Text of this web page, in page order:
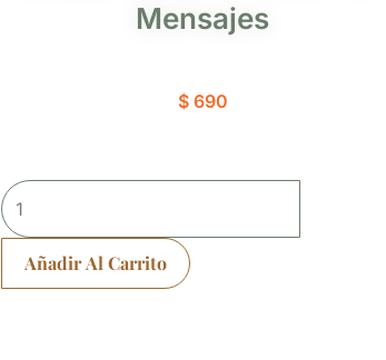
Mensajes
$690
Lampara
Led
ParaAñadir Al Carrito